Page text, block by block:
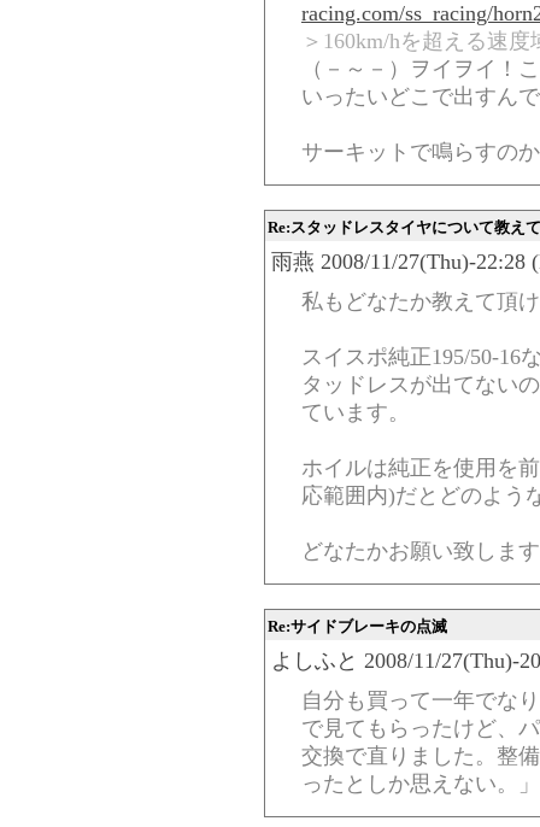
racing.com/ss_racing/
＞160km/hを超える速
（－～－）ヲイヲイ！
いったいどこで出すん
サーキットで鳴らすの
Re:スタッドレスタイヤについて教え
雨燕 2008/11/27(Thu)-22:28
私もどなたか教えて頂
スイスポ純正195/50-16
タッドレスが出てない
ています。
ホイルは純正を使用を
応範囲内)だとどのよう
どなたかお願い致しま
Re:サイドブレーキの点滅
よしふと 2008/11/27(Thu)-
自分も買って一年でな
で見てもらったけど、
交換で直りました。整
ったとしか思えない。